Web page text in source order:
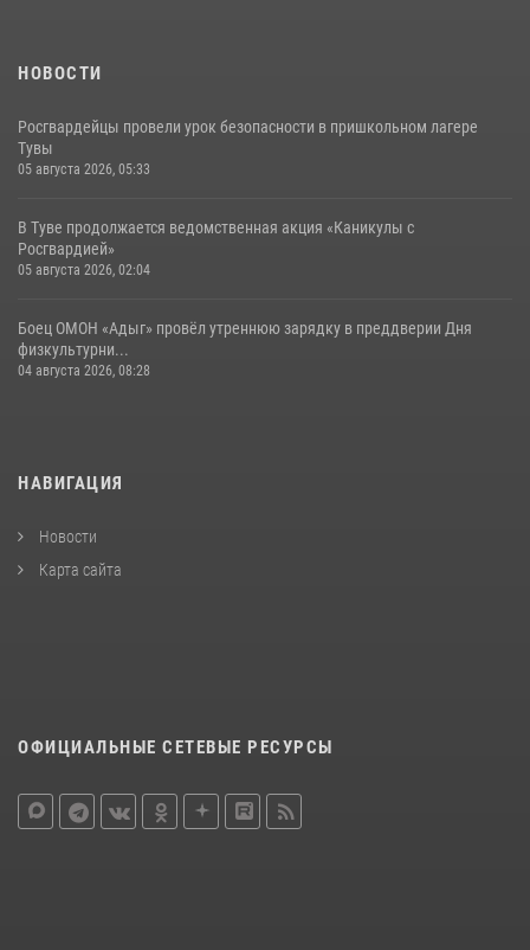
НОВОСТИ
Росгвардейцы провели урок безопасности в пришкольном лагере
Тувы
05 августа 2026, 05:33
В Туве продолжается ведомственная акция «Каникулы с
Росгвардией»
05 августа 2026, 02:04
Боец ОМОН «Адыг» провёл утреннюю зарядку в преддверии Дня
физкультурни...
04 августа 2026, 08:28
НАВИГАЦИЯ
Новости
Карта сайта
ОФИЦИАЛЬНЫЕ СЕТЕВЫЕ РЕСУРСЫ